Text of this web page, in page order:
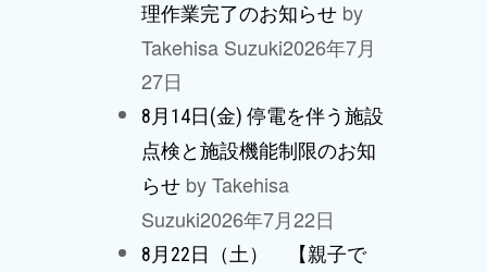
理作業完了のお知らせ by
Takehisa Suzuki2026年7月
27日
8月14日(金) 停電を伴う施設
点検と施設機能制限のお知
らせ by Takehisa
Suzuki2026年7月22日
8月22日（土） 【親子で